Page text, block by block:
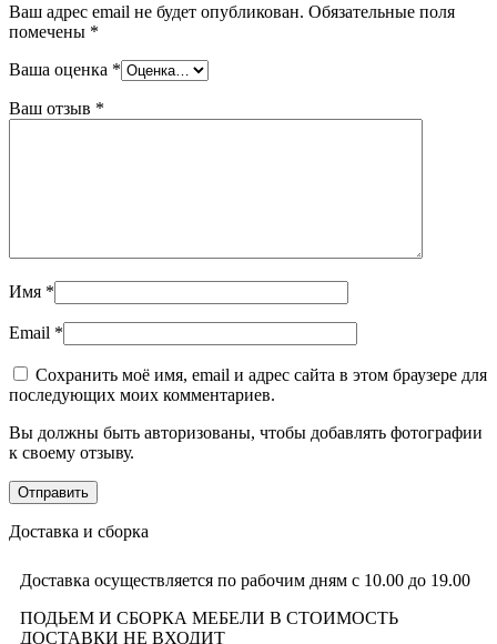
Ваш адрес email не будет опубликован. Обязательные поля
помечены *
Ваша оценка *
Ваш отзыв *
Имя *
Email *
Сохранить моё имя, email и адрес сайта в этом браузере для
последующих моих комментариев.
Вы должны быть авторизованы, чтобы добавлять фотографии
к своему отзыву.
Доставка и сборка
Доставка осуществляется по рабочим дням с 10.00 до 19.00
ПОДЬЕМ И СБОРКА МЕБЕЛИ В СТОИМОСТЬ
ДОСТАВКИ НЕ ВХОДИТ